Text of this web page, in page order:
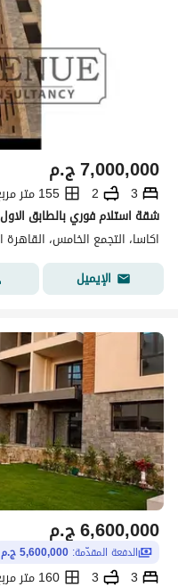
ج.م7,000,000
3
2
155 متر مربع
اكاسا، التجمع الخامس، القاهرة
الإيميل
ج.م6,600,000
الدفعة المقدّمة: 5,600,000 ج.م
3
3 160 متر مربع